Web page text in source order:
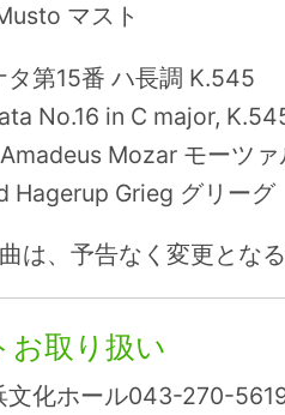
マスト
タ第15番 ハ長調 K.545
No.16 in C major,
Mozar モーツァ
Hagerup Grieg グリーグ
は、予告なく変更とな
お取り扱い
文化ホール043-270-